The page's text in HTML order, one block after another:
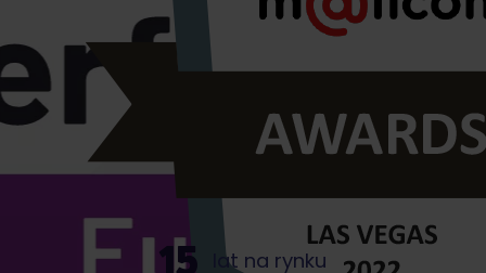
15 lat na rynku